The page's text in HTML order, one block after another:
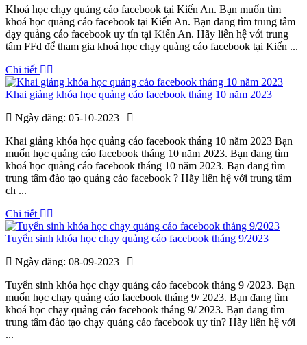
Khoá học chạy quảng cáo facebook tại Kiến An. Bạn muốn tìm
khoá học quảng cáo facebook tại Kiến An. Bạn đang tìm trung tâm
dạy quảng cáo facebook uy tín tại Kiến An. Hãy liên hệ với trung
tâm FFd để tham gia khoá học chạy quảng cáo facebook tại Kiến ...
Chi tiết
Khai giảng khóa học quảng cáo facebook tháng 10 năm 2023
Ngày đăng: 05-10-2023 |
Khai giảng khóa học quảng cáo facebook tháng 10 năm 2023 Bạn
muốn học quảng cáo facebook tháng 10 năm 2023. Bạn đang tìm
khoá học quảng cáo facebook tháng 10 năm 2023. Bạn đang tìm
trung tâm đào tạo quảng cáo facebook ? Hãy liên hệ với trung tâm
ch ...
Chi tiết
Tuyển sinh khóa học chạy quảng cáo facebook tháng 9/2023
Ngày đăng: 08-09-2023 |
Tuyển sinh khóa học chạy quảng cáo facebook tháng 9 /2023. Bạn
muốn học chạy quảng cáo facebook tháng 9/ 2023. Bạn đang tìm
khoá học chạy quảng cáo facebook tháng 9/ 2023. Bạn đang tìm
trung tâm đào tạo chạy quảng cáo facebook uy tín? Hãy liên hệ với
...